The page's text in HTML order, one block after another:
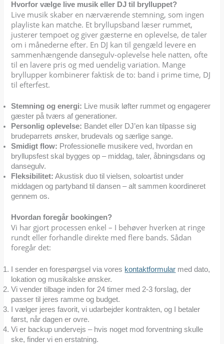
Hvorfor vælge live musik eller DJ til brylluppet?
Live musik skaber en nærværende stemning, som ingen
playliste kan matche. Et bryllupsband læser rummet,
justerer tempoet og giver gæsterne en oplevelse, de taler
om i månederne efter. En DJ kan til gengæld levere en
sammenhængende dansegulv-oplevelse hele natten, ofte
til en lavere pris og med uendelig variation. Mange
bryllupper kombinerer faktisk de to: band i prime time, DJ
til efterfest.
Stemning og energi: Live musik løfter rummet og engagerer
gæster på tværs af generationer.
Personlig oplevelse: Bandet eller DJ’en kan tilpasse sig
brudeparrets ønsker, brudevals og særlige sange.
Smidigt flow: Professionelle musikere ved, hvordan en
bryllupsfest skal bygges op – middag, taler, åbningsdans og
dansegulv.
Fleksibilitet: Akustisk duo til vielsen, soloartist under
middagen og partyband til dansen – alt sammen koordineret
gennem os.
Hvordan foregår bookingen?
Vi har gjort processen enkel – I behøver hverken at ringe
rundt eller forhandle direkte med flere bands. Sådan
foregår det:
I sender en forespørgsel via vores kontaktformular med dato,
lokation og musikalske ønsker.
Vi vender tilbage inden for 24 timer med 2-3 forslag, der
passer til jeres ramme og budget.
I vælger jeres favorit, vi udarbejder kontrakten, og I betaler
først, når dagen er ovre.
Vi er backup undervejs – hvis noget mod forventning skulle
ske, finder vi en erstatning.